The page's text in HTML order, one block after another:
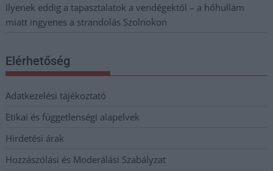
Ilyenek eddig a tapasztalatok a vendégektől – a hőhullám
miatt ingyenes a strandolás Szolnokon
Elérhetőség
Adatkezelési tájékoztató
Etikai és függetlenségi alapelvek
Hirdetési árak
Hozzászólási és Moderálási Szabályzat